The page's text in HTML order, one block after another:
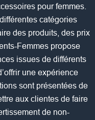
pour femmes.
catégories
des produits, des prix
Femmes propose
issues de différents
une expérience
sont présentées de
aux clientes de faire
de non-